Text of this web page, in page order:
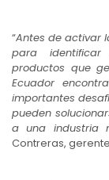
“Antes de activar
para
productos que
Ecuador
importantes
pueden
a una industria
Contreras,